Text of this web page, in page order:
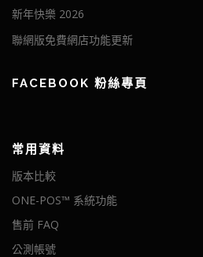
新年快樂 2026
聯網版免費網店功能更新
FACEBOOK 粉絲專頁
常用資料
版本比較
ONE-POS™ 系統功能
售前 FAQ
公測帳號